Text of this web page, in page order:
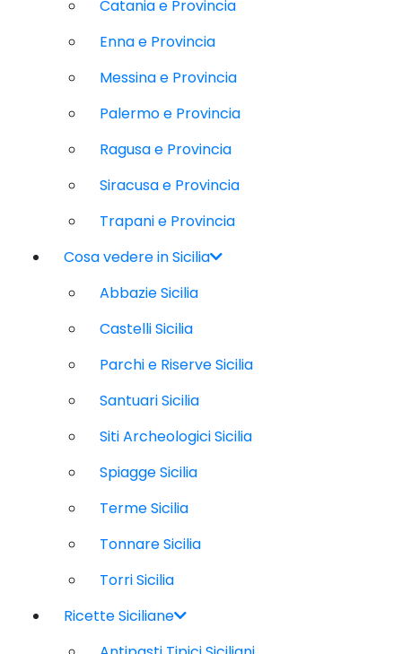
Catania e Provincia
Enna e Provincia
Messina e Provincia
Palermo e Provincia
Ragusa e Provincia
Siracusa e Provincia
Trapani e Provincia
Cosa vedere in Sicilia
Abbazie Sicilia
Castelli Sicilia
Parchi e Riserve Sicilia
Santuari Sicilia
Siti Archeologici Sicilia
Spiagge Sicilia
Terme Sicilia
Tonnare Sicilia
Torri Sicilia
Ricette Siciliane